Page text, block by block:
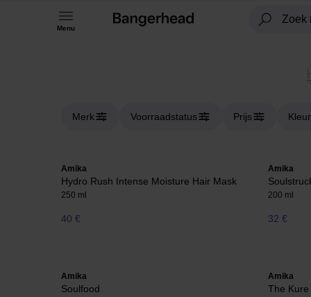
Menu
Merk Voorraadstatus Prijs Kleur
Amika
Hydro Rush Intense Moisture Hair Mask
250 ml
40 €
Amika
200 ml
32 €
Amika
Soulfood
Amika
The Kure